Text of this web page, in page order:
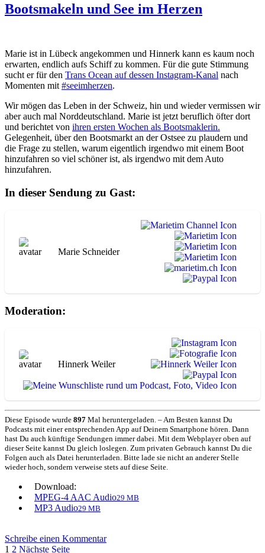
Bootsmakeln und See im Herzen
Marie ist in Lübeck angekommen und Hinnerk kann es kaum noch
erwarten, endlich aufs Schiff zu kommen. Für die gute Stimmung
sucht er für den Trans Ocean auf dessen Instagram-Kanal nach
Momenten mit#seeimherzen.
Wir mögen das Leben in der Schweiz, hin und wieder vermissen wir
aber auch mal Norddeutschland. Marie ist jetzt beruflich öfter dort
und berichtet von ihren ersten Wochen als Bootsmaklerin.
Gelegenheit, über den Bootsmarkt an der Ostsee zu plaudern und
die Frage zu stellen, warum eigentlich irgendwo mit einem Boot
hinzufahren so viel schöner ist, als irgendwo mit dem Auto
hinzufahren.
In dieser Sendung zu Gast:
Marie Schneider
Moderation:
Hinnerk Weiler
Diese Episode wurde 897 Mal heruntergeladen. – Am Besten kannst Du
Podcasts mit einer entsprechenden App auf Deinem Smartphone hören. Dann
hast Du auch künftige Sendungen immer dabei. Mit dem Webplayer oben auf
dieser Seite kannst Du gleich loslegen. Zum privaten Gebrauch kannst Du die
Folgen auch als Datei herunterladen. Bitte lade sie nicht an anderer Stelle
wieder hoch, sondern verweise stets auf diese Seite.
Download:
MPEG-4 AAC Audio29 MB
MP3 Audio29 MB
Schreibe einen Kommentarzu
Seite
1 Seite
2 Nächste Seite